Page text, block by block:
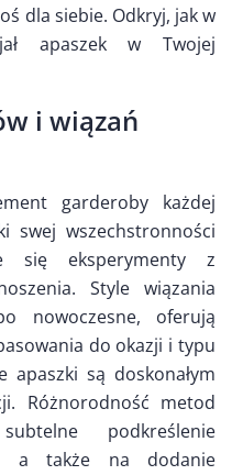
dla siebie. Odkryj, jak w
apaszek w Twojej
i wiązań
garderoby każdej
swej wszechstronności
się eksperymenty z
Style wiązania
nowoczesne, oferują
do okazji i typu
są doskonałym
Różnorodność metod
podkreślenie
a także na dodanie